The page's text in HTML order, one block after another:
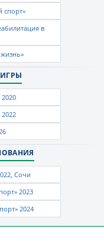
спорт»
в
Сочи
2023
2024